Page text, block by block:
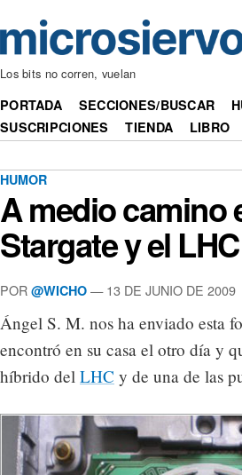
Los bits no corren, vuelan
PORTADA SECCIONES/BUSCAR
SUSCRIPCIONES
TIENDA LIBRO
HUMOR
A medio camino
Stargate y el LHC
POR @WICHO — 13 DE JUNIO DE 2009
Ángel S. M. nos ha enviado esta
encontró en su casa el otro día y
híbrido del LHC y de una de las